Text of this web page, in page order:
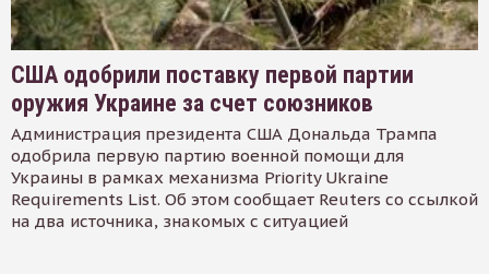
США одобрили поставку первой партии
оружия Украине за счет союзников
Администрация президента США Дональда Трампа
одобрила первую партию военной помощи для
Украины в рамках механизма Priority Ukraine
Requirements List. Об этом сообщает Reuters со ссылкой
на два источника, знакомых с ситуацией